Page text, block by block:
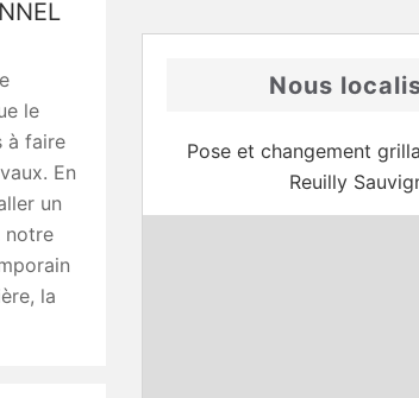
le
à faire
En
un
notre
la
Nous
Pose et changement
Reuilly